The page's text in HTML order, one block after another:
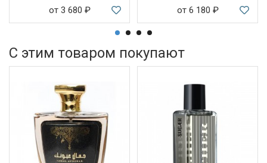
от 3 680 ₽ от 6 180 ₽
С этим товаром покупают